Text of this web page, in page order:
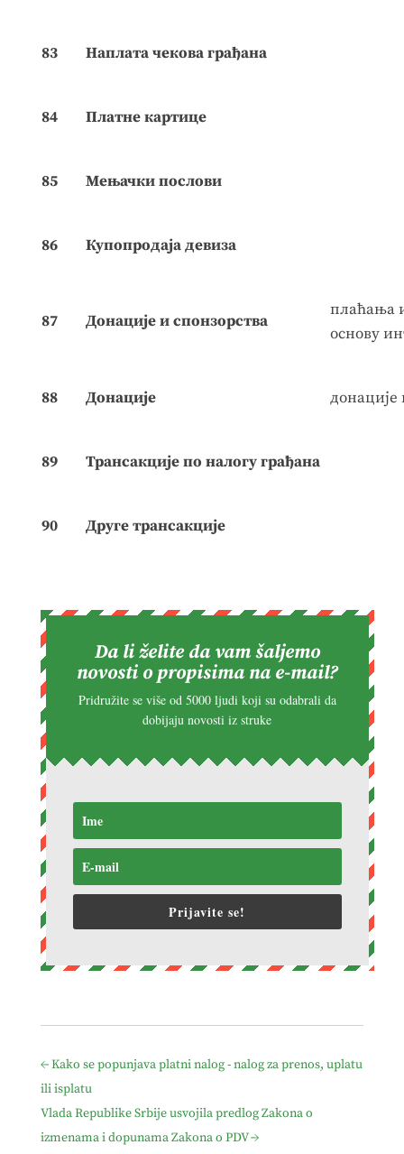
83 Наплата чекова грађана
84 Платне картице
85 Мењачки послови
86 Купопродаја девиза
87 Донације и спонзорства
плаћања
основу
88 Донације донације
89 Трансакције по налогу грађана
90 Друге трансакције
Da li želite da vam šaljemo
novosti o propisima na e-mail?
Pridružite se više od 5000 ljudi koji su odabrali da
dobijaju novosti iz struke
Prijavite se!
←Kako se popunjava platni nalog - nalog za prenos, uplatu
ili isplatu
Vlada Republike Srbije usvojila predlog Zakona o
izmenama i dopunama Zakona o PDV→